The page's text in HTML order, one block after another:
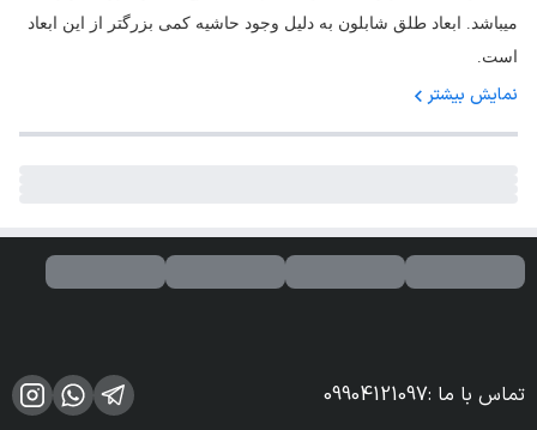
میباشد. ابعاد طلق شابلون به دلیل وجود حاشیه کمی بزرگتر از این ابعاد
است.
نمایش بیشتر
تماس با ما :
09904121097